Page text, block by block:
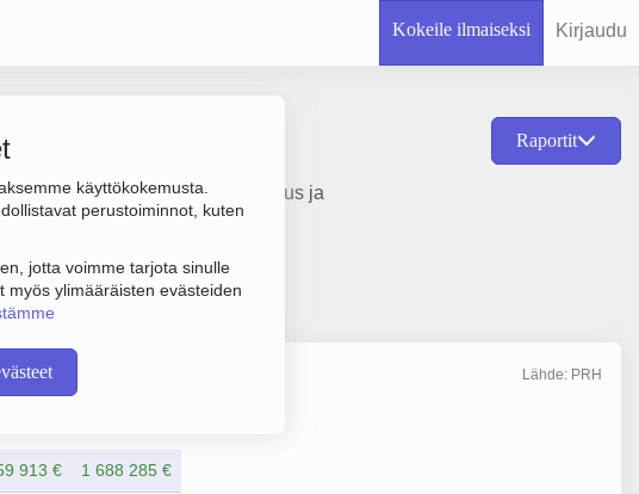
Kokeile ilmaiseksi Kirjaudu
käyttökokemusta.
perustoiminnot, kuten
jotta voimme tarjota sinulle
myös ylimääräisten evästeiden
Raportit
on Muu kiinteistöjen vuokraus ja
Lähde: PRH
913 € 1 688 285 €